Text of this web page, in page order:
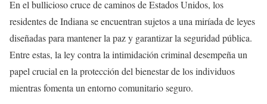
En el bullicioso cruce de caminos de Estados Unidos, los
residentes de Indiana se encuentran sujetos a una miríada de leyes
diseñadas para mantener la paz y garantizar la seguridad pública.
Entre estas, la ley contra la intimidación criminal desempeña un
papel crucial en la protección del bienestar de los individuos
mientras fomenta un entorno comunitario seguro.